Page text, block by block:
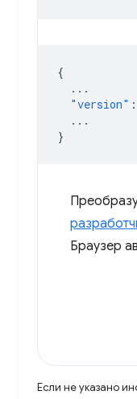
{
...
"version" :
...
}
Браузер
Если не указано